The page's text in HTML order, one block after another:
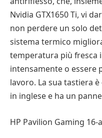
Nvidia GTX1650 Ti, vi
non perdere un solo
sistema termico
temperatura più fresca
intensamente o essere
lavoro. La sua tastiera
in inglese e ha un
HP Pavilion Gaming 16-